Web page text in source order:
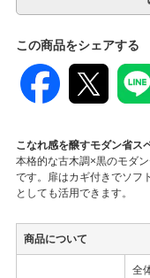
この商品をシェアする
こなれ感を醸すモダン省ス
本格的な古木調×黒のモダ
です。扉はカギ付きでソフ
としても活用できます。
商品について
全